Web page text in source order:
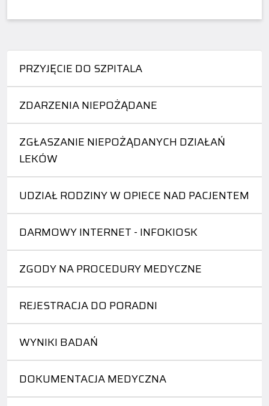
PRZYJĘCIE DO SZPITALA
ZDARZENIA NIEPOŻĄDANE
ZGŁASZANIE NIEPOŻĄDANYCH DZIAŁAŃ
LEKÓW
UDZIAŁ RODZINY W OPIECE NAD PACJENTEM
DARMOWY INTERNET - INFOKIOSK
ZGODY NA PROCEDURY MEDYCZNE
REJESTRACJA DO PORADNI
WYNIKI BADAŃ
DOKUMENTACJA MEDYCZNA